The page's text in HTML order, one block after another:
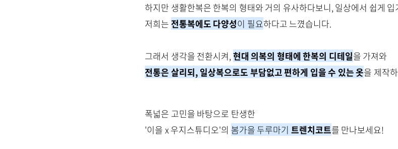
하지만 생활한복은 한복의 형태와 거의 유사하다보니, 일상에서 쉽게
저희는 전통복에도 다양성이 필요하다고 느꼈습니다.
그래서 생각을 전환시켜, 현대 의복의 형태에 한복의 디테일을 가져와
전통은 살리되, 일상복으로도 부담없고 편하게 입을 수 있는 옷을 제작
폭넓은 고민을 바탕으로 탄생한
'이을 x 우지스튜디오'의 봄가을 두루마기 트렌치코트를 만나보세요!